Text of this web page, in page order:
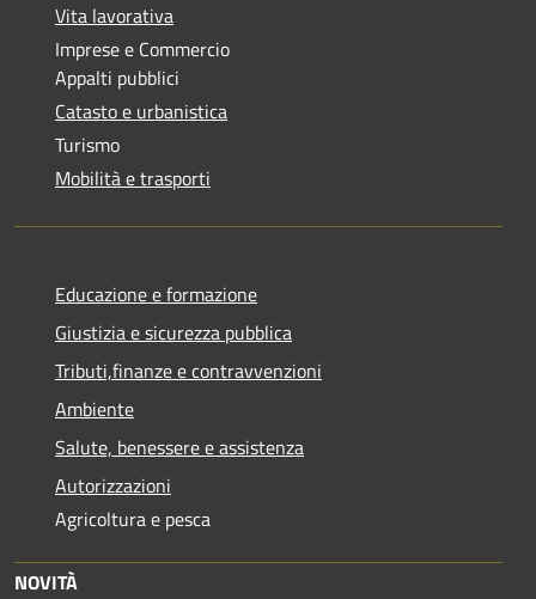
Vita lavorativa
Imprese e Commercio
Appalti pubblici
Catasto e urbanistica
Turismo
Mobilità e trasporti
Educazione e formazione
Giustizia e sicurezza pubblica
Tributi,finanze e contravvenzioni
Ambiente
Salute, benessere e assistenza
Autorizzazioni
Agricoltura e pesca
NOVITÀ